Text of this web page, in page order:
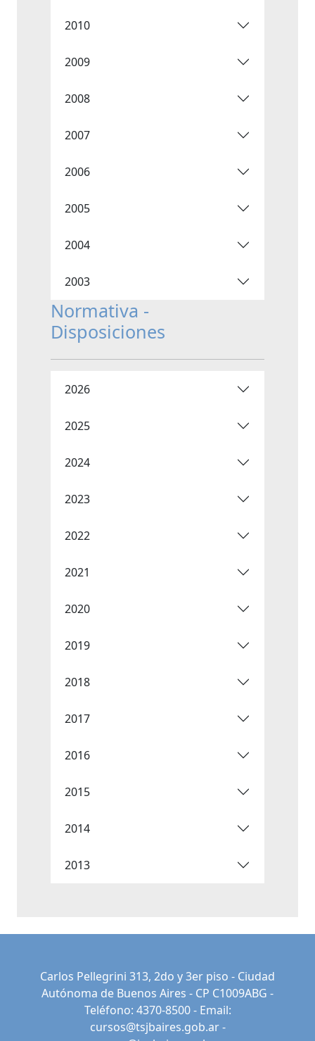
2010
2009
2008
2007
2006
2005
2004
2003
Normativa -
Disposiciones
2026
2025
2024
2023
2022
2021
2020
2019
2018
2017
2016
2015
2014
2013
Carlos Pellegrini 313, 2do y 3er piso - Ciudad
Autónoma de Buenos Aires - CP C1009ABG -
Teléfono: 4370-8500 - Email:
cursos@tsjbaires.gob.ar-